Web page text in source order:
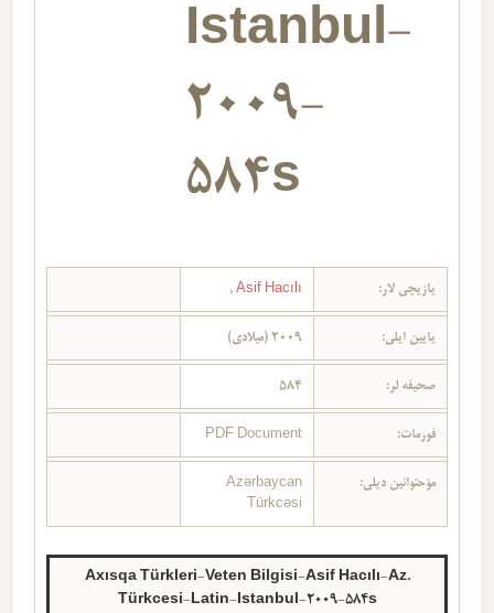
Istanbul-
2009-
584s
یازیچی لار: Asif Hacılı
,
یایین ایلی: 2009 (میلادی)
صحیفه لر: 584
فورمات: PDF Document
مؤحتوانین دیلی:
Azərbaycan
Türkcəsi
Axısqa Türkleri-Veten Bilgisi-Asif Hacılı-Az.
Türkcesi-Latin-Istanbul-2009-584s